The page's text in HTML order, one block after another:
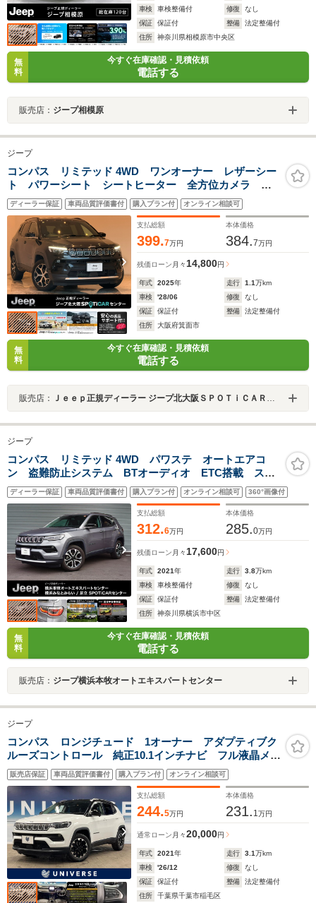
車検
車検整備付 修復
なし
保証
保証付 整備
法定整備付
住所
神奈川県相模原市中央区
無
料
今すぐ在庫確認・見積依頼
電話する
販売店： ジープ相模原
ジープ
コンパス リミテッド 4WD ワンオーナー レザーシー
ト パワーシート シートヒーター 全方位カメラ
純正ナビゲーション AppleCarplay Bluetooth パワ
ーリアゲート LED パーキングセンサー 純正18イン
チAW ETC2.0 認定中古車保証
ディーラー保証 車両品質評価書付 購入プラン付 オンライン相談可
支払総額
399.7万円
本体価格
384.7万円
残価ローン 月々14,800円
年式 2025年 走行 1.1万km
車検
'28/06 修復
なし
保証
保証付 整備
法定整備付
住所
大阪府箕面市
無
料
今すぐ在庫確認・見積依頼
電話する
販売店： Ｊｅｅｐ正規ディーラー ジープ北大阪ＳＰＯＴｉＣＡＲセンター
ジープ
コンパス リミテッド 4WD パワステ オートエアコ
ン 盗難防止システム BTオーディオ ETC搭載 スマ
キー 横滑り防止装置 Pシート 禁煙 メモリーナビ
キーレス 記録簿 ヒーター ワンオーナー車 AUX
ナビ 認定中古車
ディーラー保証 車両品質評価書付 購入プラン付 オンライン相談可 360°画像付
支払総額
312.6万円
本体価格
285.0万円
残価ローン 月々 17,600円
年式 2021年 走行 3.8万km
車検
車検整備付 修復
なし
保証
保証付 整備
法定整備付
住所
神奈川県横浜市中区
無
料
今すぐ在庫確認・見積依頼
電話する
販売店： ジープ横浜本牧オートエキスパートセンター
ジープ
コンパス ロンジチュード 1オーナー アダプティブク
ルーズコントロール 純正10.1インチナビ フル液晶メー
ター Applecarplay バックカメラ ハーフレザーシー
ト フルセグTV LEDヘッドライト オートハイビーム
販売店保証 車両品質評価書付 購入プラン付 オンライン相談可
支払総額
244.5万円
本体価格
231. 1万円
通常ローン 月々20,000円
年式 2021年 走行 3.1万km
車検
'26/12 修復
なし
保証
保証付 整備
法定整備付
住所
千葉県千葉市稲毛区